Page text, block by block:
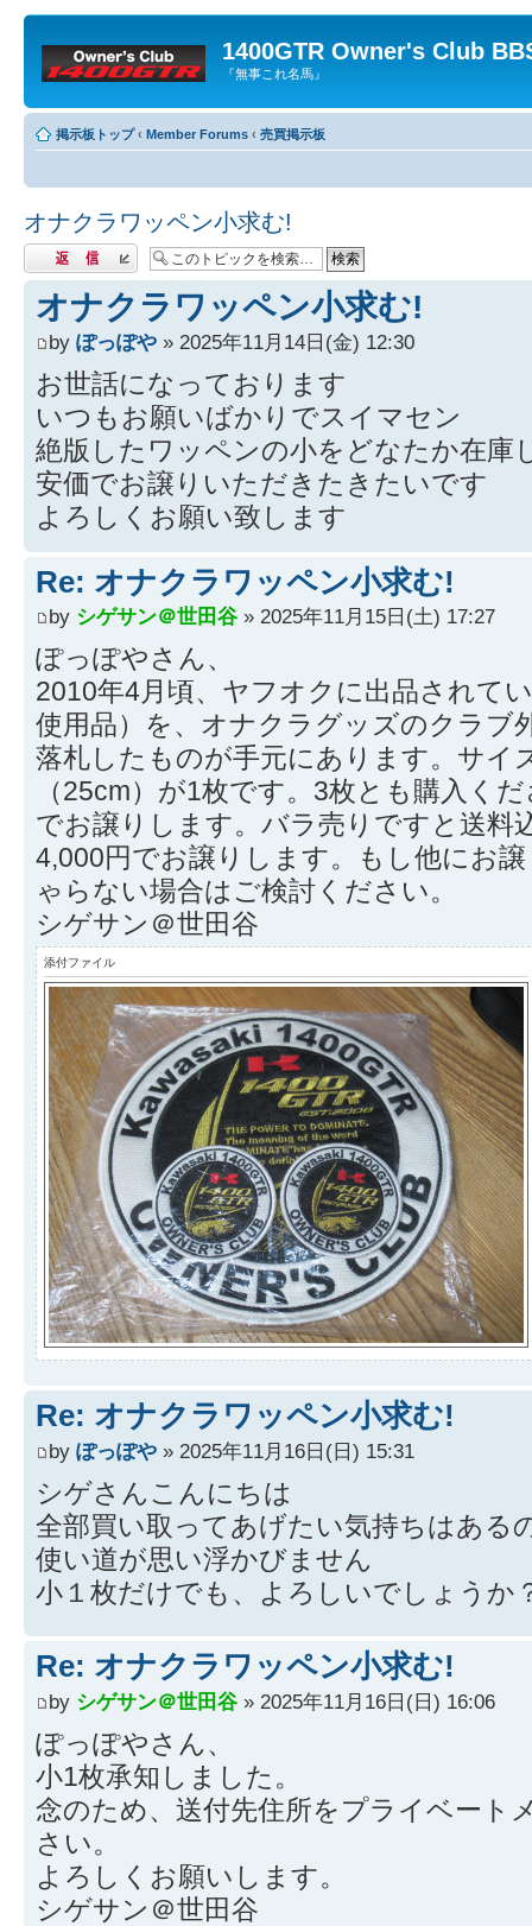
1400GTR Owner's Club
『無事これ名馬』
掲示板トップ ‹ Member Forums ‹ 売買掲示板
オナクラワッペン小求む!
返信する
オナクラワッペン小求む!
by ぽっぽや » 2025年11月14日(金) 12:30
お世話になっております
いつもお願いばかりでスイマセン
絶版したワッペンの小をどなたか在庫
安価でお譲りいただきたきたいです
よろしくお願い致します
Re: オナクラワッペン小求む!
by シゲサン＠世田谷 » 2025年11月15日(土) 17:27
ぽっぽやさん、
2010年4月頃、ヤフオクに出品されて
使用品）を、オナクラグッズのクラブ
落札したものが手元にあります。サイ
（25cm）が1枚です。3枚とも購入く
でお譲りします。バラ売りですと送料
4,000円でお譲りします。もし他にお
ゃらない場合はご検討ください。
シゲサン＠世田谷
添付ファイル
Re: オナクラワッペン小求む!
by ぽっぽや » 2025年11月16日(日) 15:31
シゲさんこんにちは
全部買い取ってあげたい気持ちはある
使い道が思い浮かびません
小１枚だけでも、よろしいでしょうか
Re: オナクラワッペン小求む!
by シゲサン＠世田谷 » 2025年11月16日(日) 16:06
ぽっぽやさん、
小1枚承知しました。
念のため、送付先住所をプライベート
さい。
よろしくお願いします。
シゲサン＠世田谷